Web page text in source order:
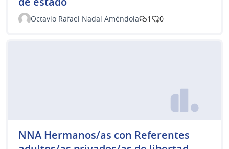
Octavio Rafael Nadal Améndola 1 0
NNA Hermanos/as con Referentes